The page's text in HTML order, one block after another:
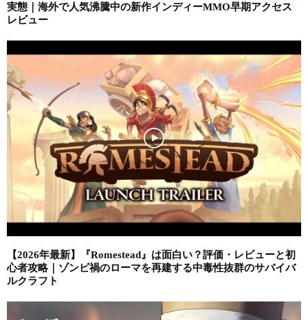
実態｜海外で人気沸騰中の新作インディーMMO早期アクセス
レビュー
【2026年最新】『Romestead』は面白い？評価・レビューと初
心者攻略｜ゾンビ禍のローマを再建する中毒性抜群のサバイバ
ルクラフト